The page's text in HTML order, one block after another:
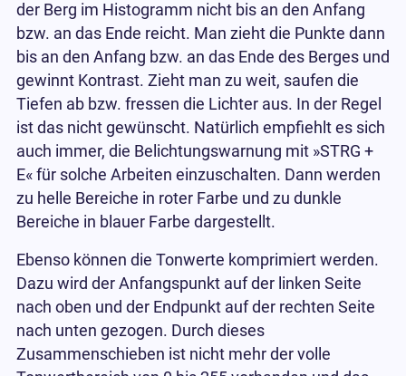
der Berg im Histogramm nicht bis an den Anfang
bzw. an das Ende reicht. Man zieht die Punkte dann
bis an den Anfang bzw. an das Ende des Berges und
gewinnt Kontrast. Zieht man zu weit, saufen die
Tiefen ab bzw. fressen die Lichter aus. In der Regel
ist das nicht gewünscht. Natürlich empfiehlt es sich
auch immer, die Belichtungswarnung mit »STRG +
E« für solche Arbeiten einzuschalten. Dann werden
zu helle Bereiche in roter Farbe und zu dunkle
Bereiche in blauer Farbe dargestellt.
Ebenso können die Tonwerte komprimiert werden.
Dazu wird der Anfangspunkt auf der linken Seite
nach oben und der Endpunkt auf der rechten Seite
nach unten gezogen. Durch dieses
Zusammenschieben ist nicht mehr der volle